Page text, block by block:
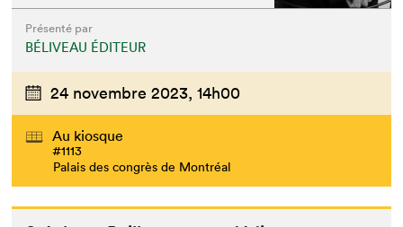
Présenté par
BÉLIVEAU ÉDITEUR
24 novembre 2023, 14h00
Au kiosque
#1113
Palais des congrès de Montréal